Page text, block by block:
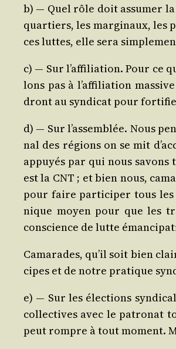
b) ― Quel rôle doit assu­mer la
quar­tiers, les mar­gi­naux, les
ces luttes, elle sera
c) ― Sur l’af­fi­lia­tion. Pour ce
lons pas à l’af­fi­lia­tion
dront au syn­di­cat pour
d) ― Sur l’as­sem­blée. Nous
nal des régions on se mit
appuyés par qui nous
est la CNT ; et bien nous,
pour faire par­ti­ci­per tous les
nique moyen pour que les
conscience de lutte
Cama­rades, qu’il soit bien
cipes et de notre pra­tique
e) ― Sur les élec­tions
col­lec­tives avec le patro­nat
peut rompre à tout moment.